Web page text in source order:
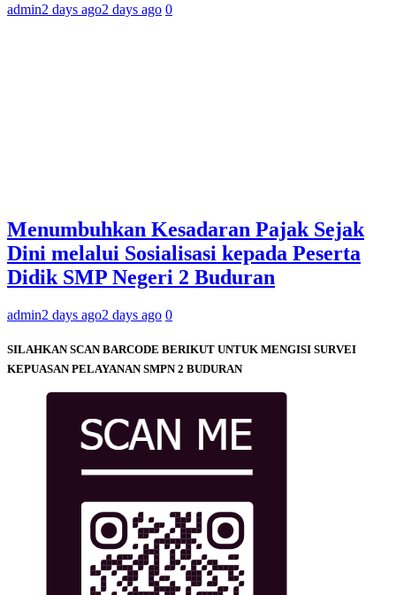
admin2 days ago2 days ago 0
Menumbuhkan Kesadaran Pajak Sejak
Dini melalui Sosialisasi kepada Peserta
Didik SMP Negeri 2 Buduran
admin2 days ago2 days ago 0
SILAHKAN SCAN BARCODE BERIKUT UNTUK MENGISI SURVEI
KEPUASAN PELAYANAN SMPN 2 BUDURAN